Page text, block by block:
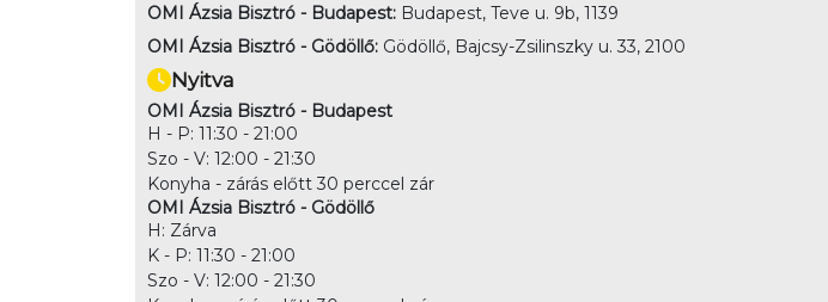
OMI Ázsia Bisztró - Budapest: Budapest, Teve u. 9b, 1139
OMI Ázsia Bisztró - Gödöllő: Gödöllő, Bajcsy-Zsilinszky u. 33, 2100
Nyitva
OMI Ázsia Bisztró - Budapest
H - P: 11:30 - 21:00
Szo - V: 12:00 - 21:30
Konyha - zárás előtt 30 perccel zár
OMI Ázsia Bisztró - Gödöllő
H: Zárva
K - P: 11:30 - 21:00
Szo - V: 12:00 - 21:30